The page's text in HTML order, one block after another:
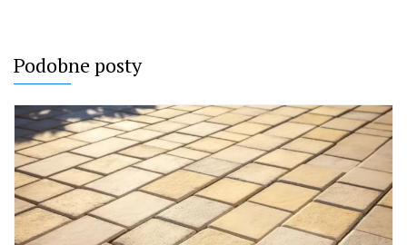
Podobne posty